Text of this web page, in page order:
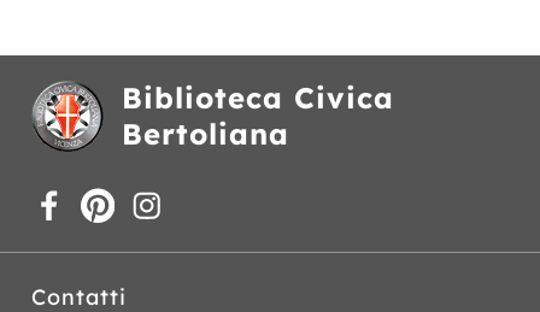
Biblioteca Civica
Bertoliana
Contatti